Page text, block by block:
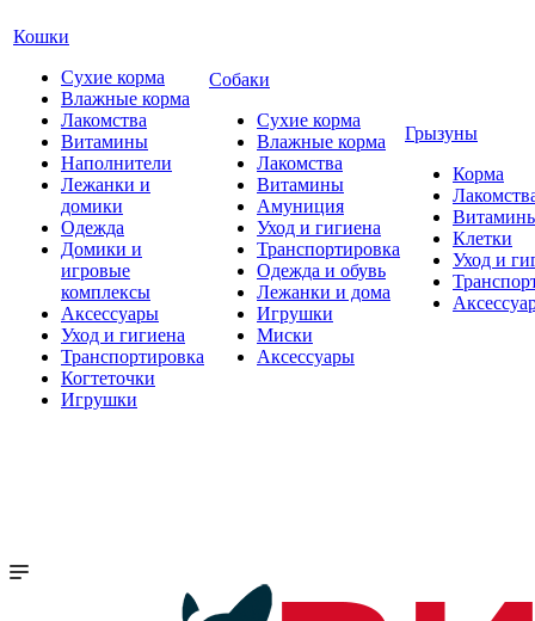
Кошки
Сухие корма
Влажные корма
Лакомства
Витамины
Наполнители
Лежанки и
домики
Одежда
Домики и
игровые
комплексы
Аксессуары
Уход и гигиена
Транспортировка
Когтеточки
Игрушки
Собаки
Сухие корма
Влажные корма
Лакомства
Витамины
Амуниция
Уход и гигиена
Транспортировка
Одежда и обувь
Лежанки и дома
Игрушки
Миски
Аксессуары
Грызуны
Корма
Клетки
Уход и